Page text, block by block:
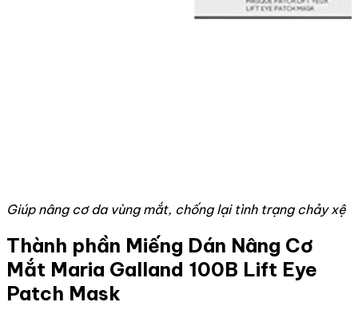
Giúp nâng cơ da vùng mắt, chống lại tình trạng chảy xệ
Thành phần Miếng Dán Nâng Cơ
Mắt Maria Galland 100B Lift Eye
Patch Mask